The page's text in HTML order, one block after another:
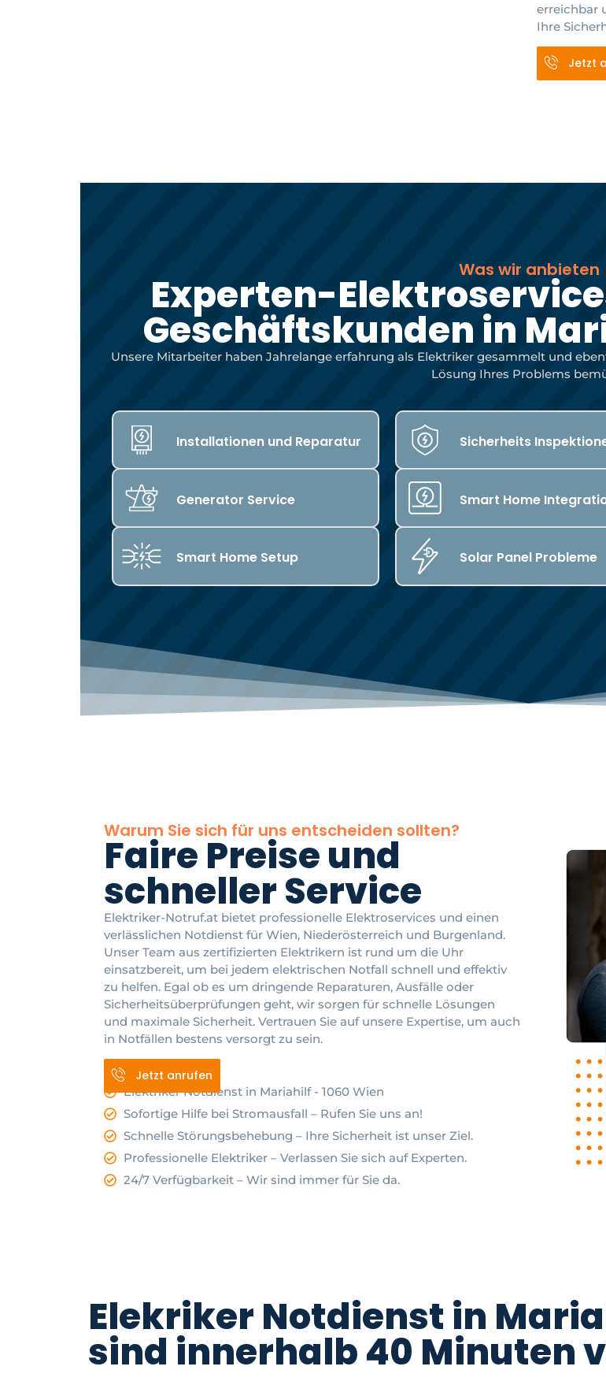
erreichbar
Ihre
Jetzt
Was wir anbieten
Experten-
Geschäftskunden in
Unsere Mitarbeiter haben Jahrelange erfahrung als Elektriker gesammelt und
Lösung Ihres Problems
Installationen und Reparatur Sicherheits
Generator Service Smart Home
Smart Home Setup Solar Panel Probleme
Warum Sie sich für uns entscheiden sollten?
Faire Preise und
schneller Service
Elektriker-Notruf.at bietet professionelle Elektroservices und einen
verlässlichen Notdienst für Wien, Niederösterreich und Burgenland.
Unser Team aus zertifizierten Elektrikern ist rund um die Uhr
einsatzbereit, um bei jedem elektrischen Notfall schnell und effektiv
zu helfen. Egal ob es um dringende Reparaturen, Ausfälle oder
Sicherheitsüberprüfungen geht, wir sorgen für schnelle Lösungen
und maximale Sicherheit. Vertrauen Sie auf unsere Expertise, um auch
in Notfällen bestens versorgt zu sein.
Jetzt anrufen
Elektriker Notdienst in Mariahilf - 1060 Wien
Sofortige Hilfe bei Stromausfall – Rufen Sie uns an!
Schnelle Störungsbehebung – Ihre Sicherheit ist unser Ziel.
Professionelle Elektriker – Verlassen Sie sich auf Experten.
24/7 Verfügbarkeit – Wir sind immer für Sie da.
Elekriker Notdienst in
sind innerhalb 40 Minuten